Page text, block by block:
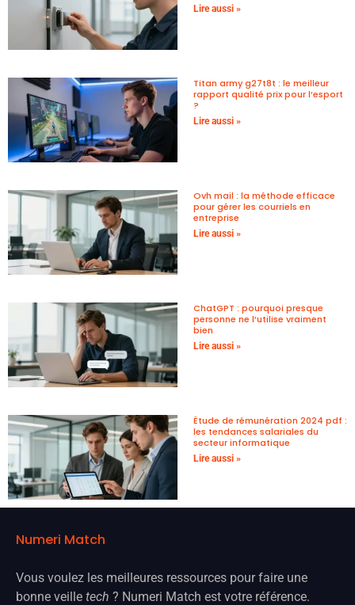
Lire aussi »
Titan army g27t8t : le meilleur
rapport qualité prix pour l’esport
?
Lire aussi »
Ovh mail : la méthode efficace
pour gérer les courriels en
entreprise
Lire aussi »
ChatGPT : pourquoi presque
personne ne l’utilise vraiment
bien
Lire aussi »
Étude de rémunération 2024 pdf :
les tendances salariales du
secteur informatique
Lire aussi »
Numeri Match
Vous voulez les meilleures ressources pour faire une
bonne veille tech ? Numeri Match est votre référence.